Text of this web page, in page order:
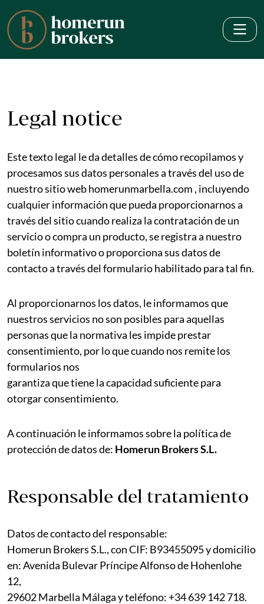
Legal notice
Este texto legal le da detalles de cómo recopilamos y
procesamos sus datos personales a través del uso de
nuestro sitio web homerunmarbella.com , incluyendo
cualquier información que pueda proporcionarnos a
través del sitio cuando realiza la contratación de un
servicio o compra un producto, se registra a nuestro
boletín informativo o proporciona sus datos de
contacto a través del formulario habilitado para tal fin.
Al proporcionarnos los datos, le informamos que
nuestros servicios no son posibles para aquellas
personas que la normativa les impide prestar
consentimiento, por lo que cuando nos remite los
formularios nos
garantiza que tiene la capacidad suficiente para
otorgar consentimiento.
A continuación le informamos sobre la política de
protección de datos de: Homerun Brokers S.L.
Responsable del tratamiento
Datos de contacto del responsable:
Homerun Brokers S.L., con CIF: B93455095 y domicilio
en: Avenida Bulevar Príncipe Alfonso de Hohenlohe
12,
29602 Marbella Málaga y teléfono: +34 639 142 718.